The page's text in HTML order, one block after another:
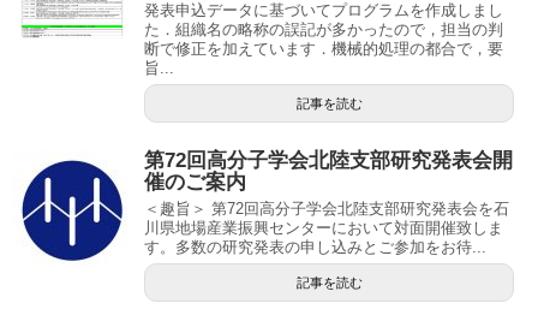
発表申込データに基づいてプログラムを作成しまし
た．組織名の略称の誤記が多かったので，担当の判
断で修正を加えています．機械的処理の都合で，要
旨...
記事を読む
第72回高分子学会北陸支部研究発表会開
催のご案内
＜趣旨＞ 第72回高分子学会北陸支部研究発表会を石
川県地場産業振興センターにおいて対面開催致しま
す。多数の研究発表の申し込みとご参加をお待...
記事を読む